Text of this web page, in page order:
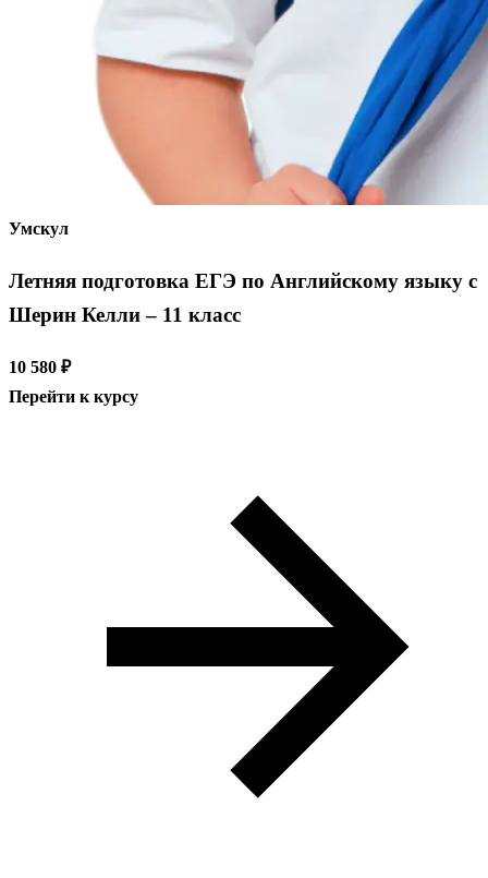
Умскул
Летняя подготовка ЕГЭ по Английскому языку с
Шерин Келли – 11 класс
10 580 ₽
Перейти к курсу